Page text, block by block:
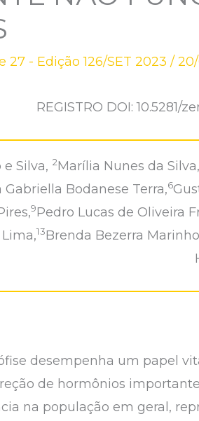
27 - Edição 126/SET 2023 /
REGISTRO DOI: 10.5281/
Silva, 2Marília Nunes da Silva,
Gabriella Bodanese Terra,6
9Pedro Lucas de Oliveira
13Brenda Bezerra
desempenha um papel
de hormônios
na população em geral,